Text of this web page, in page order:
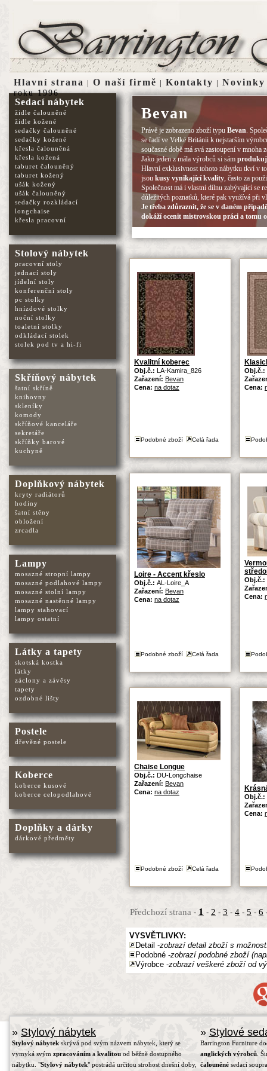
Bevan
Právě je zobrazeno zboží typu Bevan.
se řadí ve Velké Británii k nejstarším
současné době má svá zastoupení v mnoha
Jako jeden z mála výrobců si sám
Hlavní exklusivnost tohoto nábytku tkví v
jsou kusy vynikající kvality, často za
Společnost má i vlastní dílnu zabývající se
důležitých poznatků, které pak využívá při
Je třeba zdůraznit, že se v daném
dokáží ocenit mistrovskou práci a tomu
Kvalitní koberec
Obj.č.: LA-Kamira_826
Zařazení: Bevan
Cena: na dotaz
Podobné zboží Celá řada
Obj.č.:
Cena:
Loire - Accent křeslo
Obj.č.: AL-Loire_A
Zařazení: Bevan
Cena: na dotaz
Podobné zboží Celá řada
Obj.č.:
Cena:
Chaise Longue
Obj.č.: DU-Longchaise
Zařazení: Bevan
Cena: na dotaz
Podobné zboží Celá řada
Obj.č.:
Cena:
Předchozí strana - 1 - 2 - 3 - 4- 5 - 6
VYSVĚTLIVKY:
Detail -zobrazí detail zboží s
Podobné -zobrazí podobné zboží
Výrobce -zobrazí veškeré zboží od
Sedací nábytek
židle čalouněné
židle kožené
sedačky čalouněné
sedačky kožené
křesla čalouněná
křesla kožená
taburet čalouněný
taburet kožený
ušák kožený
ušák čalouněný
sedačky rozkládací
longchaise
křesla pracovní
Stolový nábytek
pracovní stoly
jednací stoly
jídelní stoly
konferenční stoly
pc stolky
hnízdové stolky
noční stolky
toaletní stolky
odkládací stolek
stolek pod tv a hi-fi
Skříňový nábytek
šatní skříně
knihovny
skleníky
komody
skříňové kanceláře
sekretáře
skříňky barové
kuchyně
Doplňkový nábytek
kryty radiátorů
hodiny
šatní stěny
obložení
zrcadla
Lampy
mosazné stropní lampy
mosazné podlahové lampy
mosazné stolní lampy
mosazné nastěnné lampy
lampy stahovací
lampy ostatní
Látky a tapety
skotská kostka
látky
záclony a závěsy
tapety
ozdobné lišty
Postele
dřevěné postele
Koberce
koberce kusové
koberce celopodlahové
Doplňky a dárky
dárkové předměty
Hlavní strana | O naší firmě | Kontakty | Novinky
roku 1996
» Stylový nábytek
Stylový nábytek skrývá pod svým názvem nábytek, který se
vymyká svým zpracováním a kvalitou od běžně dostupného
nábytku. "Stylový nábytek" postrádá určitou strohost dnešní doby,
» Stylové
Barrington Furniture
anglických výrobců.
čalouněnésedací